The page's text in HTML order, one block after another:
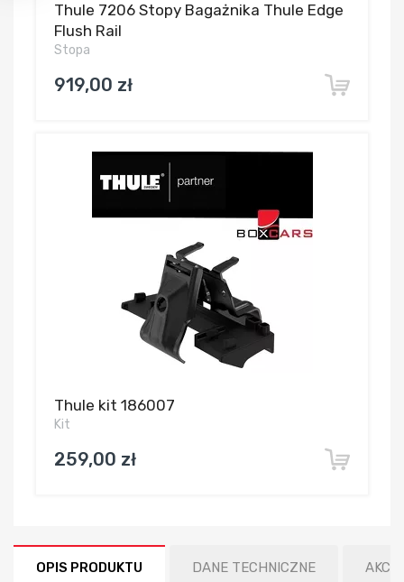
Thule 7206 Stopy Bagażnika Thule Edge
Flush Rail
Stopa
919,00 zł
Thule kit 186007
Kit
259,00 zł
OPIS PRODUKTU DANE TECHNICZNE